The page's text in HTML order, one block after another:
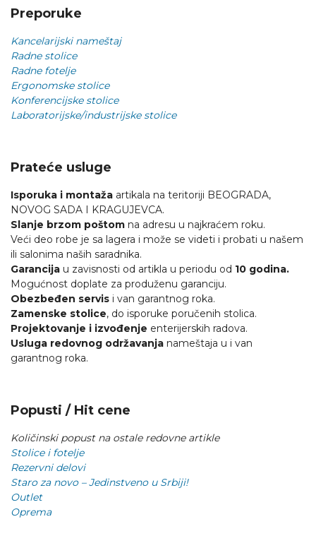
Preporuke
Kancelarijski nameštaj
Radne stolice
Radne fotelje
Ergonomske stolice
Konferencijske stolice
Laboratorijske/industrijske stolice
Prateće usluge
Isporuka i montaža artikala na teritoriji BEOGRADA,
NOVOG SADA I KRAGUJEVCA.
Slanje brzom poštom na adresu u najkraćem roku.
Veći deo robe je sa lagera i može se videti i probati u našem
ili salonima naših saradnika.
Garancija u zavisnosti od artikla u periodu od 10 godina.
Mogućnost doplate za produženu garanciju.
Obezbeđen servis i van garantnog roka.
Zamenske stolice, do isporuke poručenih stolica.
Projektovanje i izvođenje enterijerskih radova.
Usluga redovnog održavanja nameštaja u i van
garantnog roka.
Popusti / Hit cene
Količinski popust na ostale redovne artikle
Stolice i fotelje
Rezervni delovi
Staro za novo – Jedinstveno u Srbiji!
Outlet
Oprema